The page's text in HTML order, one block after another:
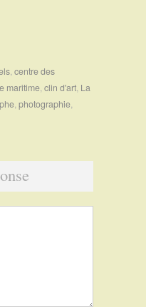
,centre des
maritime,clin d'art, La
,photographie,